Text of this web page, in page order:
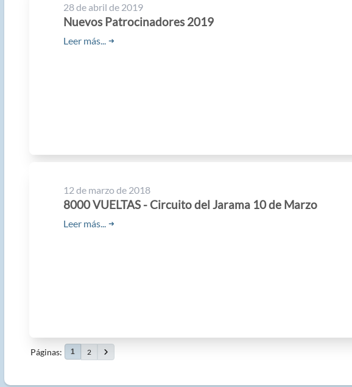
28 de abril de 2019
Nuevos Patrocinadores 2019
Leer más... ➜
12 de marzo de 2018
8000 VUELTAS - Circuito del Jarama 10 de Marzo
Leer más... ➜
Páginas 1 2